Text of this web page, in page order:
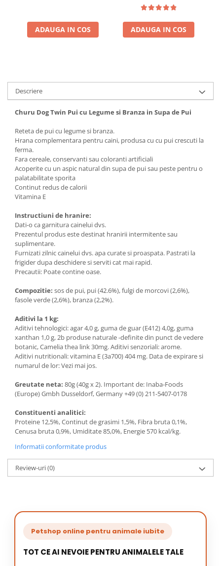
ADAUGA IN COS ADAUGA IN COS
Descriere
Churu Dog Twin Pui cu Legume si Branza in Supa de Pui
Reteta de pui cu legume si branza.
Hrana complementara pentru caini, produsa cu cu pui crescuti la
ferma.
Fara cereale, conservanti sau coloranti artificiali
Acoperite cu un aspic natural din supa de pui sau peste pentru o
palatabilitate sporita
Continut redus de calorii
Vitamina E
Instructiuni de hranire:
Dati-o ca garnitura cainelui dvs.
Prezentul produs este destinat hranirii intermitente sau
suplimentare.
Furnizati zilnic cainelui dvs. apa curate si proaspata. Pastrati la
frigider dupa deschidere si serviti cat mai rapid.
Precautii: Poate contine oase.
Compozitie: sos de pui, pui (42.6%), fulgi de morcovi (2,6%),
fasole verde (2,6%), branza (2,2%).
Aditivi la 1 kg:
Aditivi tehnologici: agar 4,0 g, guma de guar (E412) 4,0g, guma
xanthan 1,0 g, 2b produse naturale -definite din punct de vedere
botanic, Camelia thea link 30mg. Aditivi senzoriali: arome.
Aditivi nutritionali: vitamina E (3a700) 404 mg. Data de expirare si
numarul de lor: Vezi mai jos.
Greutate neta: 80g (40g x 2). Important de: Inaba-Foods
(Europe) Gmbh Dusseldorf, Germany +49 (0) 211-5407-0178
Constituenti analitici:
Proteine 12,5%, Continut de grasimi 1,5%, Fibra bruta 0,1%,
Cenusa bruta 0,9%, Umiditate 85,0%, Energie 570 kcal/kg.
Informatii conformitate produs
Review-uri(0)
Petshop online pentru animale iubite
TOT CE AI NEVOIE PENTRU ANIMALELE TALE